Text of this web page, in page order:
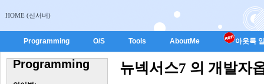
HOME (신서버)
Programming O/S Tools AboutMe 아웃룩
Programming 뉴넥서스7 의 개발자